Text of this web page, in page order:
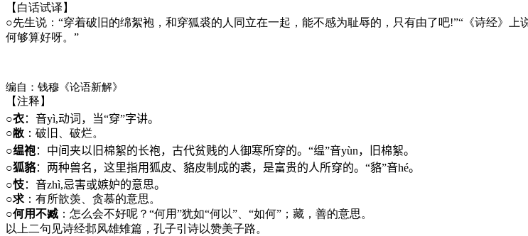
【白话试译】
○先生说：“穿着破旧的绵絮袍，和穿狐裘的人同立在一起，能不感为耻辱的，只有由了吧!”“《诗经》
何够算好呀。”
编自：钱穆《论语新解》
【注释】
○衣：音yì,动词，当“穿”字讲。
○敝 ：破旧、破烂。
○缊袍：中间夹以旧棉絮的长袍，古代贫贱的人御寒所穿的。“缊”音yùn，旧棉絮。
○狐貉：两种兽名，这里指用狐皮、貉皮制成的裘，是富贵的人所穿的。“貉”音hé。
○忮：音zhì,忌害或嫉妒的意思。
○求 ：有所歆羡、贪慕的意思。
○何用不臧 ：怎么会不好呢？“何用”犹如“何以”、“如何”；藏，善的意思。
以上二句见诗经邶风雄雉篇，孔子引诗以赞美子路。